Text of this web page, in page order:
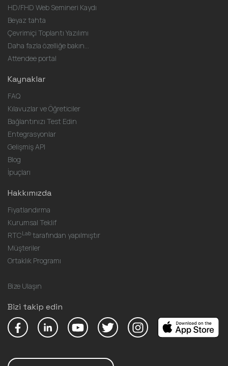
HD/FHD Web Semineri Kaydı
Beyaz tahta
Çevrimiçi Toplantı Yazılımı
Daha fazla özelliğe bakın...
Attendee portal
Kaynaklar
FAQ
Kılavuzlar ve Öğreticiler
Bağlantınızı Test Edin
Entegrasyonlar
Gelişmiş API
Blog
İpuçları
Hakkımızda
Fiyatlandırma
Kurumsal Teklif
RTCLab tarafından yapılmıştır
Müşteriler
Ortaklık Programı
Bize Ulaşın
Bizi takip edin